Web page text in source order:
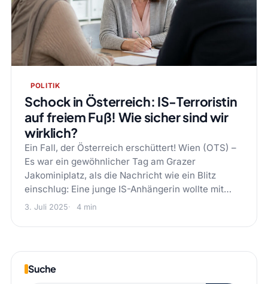
POLITIK
Schock in Österreich: IS-Terroristin
auf freiem Fuß! Wie sicher sind wir
wirklich?
Ein Fall, der Österreich erschüttert! Wien (OTS) –
Es war ein gewöhnlicher Tag am Grazer
Jakominiplatz, als die Nachricht wie ein Blitz
einschlug: Eine junge IS-Anhängerin wollte mit…
3. Juli 2025 4 min
Suche